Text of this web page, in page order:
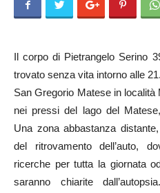
Il corpo di Pietrangelo Serino
trovato senza vita intorno alle
San Gregorio Matese in
nei pressi del lago del
Una zona abbastanza
del ritrovamento dell’auto,
ricerche per tutta la giornata
saranno chiarite